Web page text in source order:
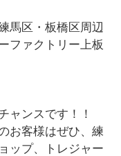
馬区・板橋区周辺
ファクトリー上板
ャンスです！！
お客様はぜひ、練
ップ、トレジャー